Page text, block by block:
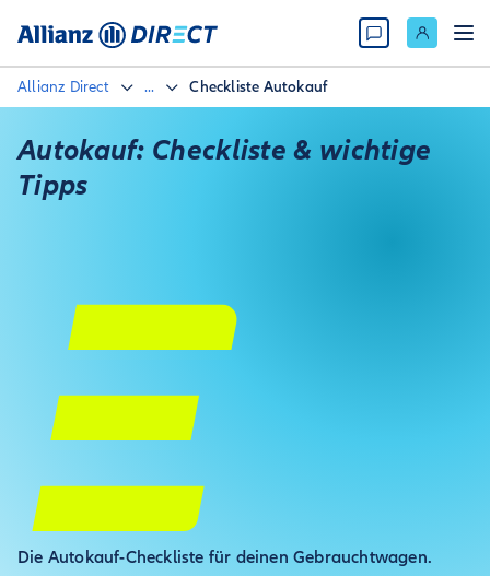
Allianz Direct ... Checkliste Autokauf
Autokauf: Checkliste & wichtige
Tipps
Die Autokauf-Checkliste für deinen Gebrauchtwagen.